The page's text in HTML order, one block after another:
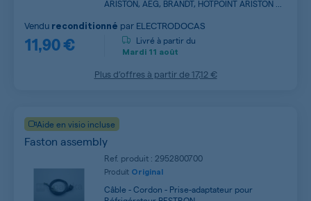
ARISTON, AEG, BRANDT, HOTPOINT ARISTON ...
11,90 €
Vendu reconditionné par ELECTRODOCAS
Livré à partir du
Mardi 11 août
Plus d’offres à partir de17,12 €
Aide en visio incluse
Faston assembly
Ref. produit : 2952800700
Produit Original
Câble - Cordon - Prise-adaptateur pour